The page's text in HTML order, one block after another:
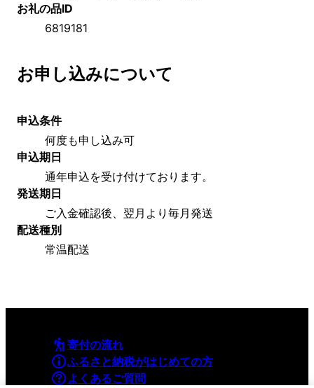
お礼の品ID
6819181
お申し込みについて
申込条件
何度も申し込み可
申込期日
通年申込を受け付けております。
発送期日
ご入金確認後、翌月より毎月発送
配送種別
常温配送
寄付の流れ
ふるさと納税がはじめての方
よくあるご質問